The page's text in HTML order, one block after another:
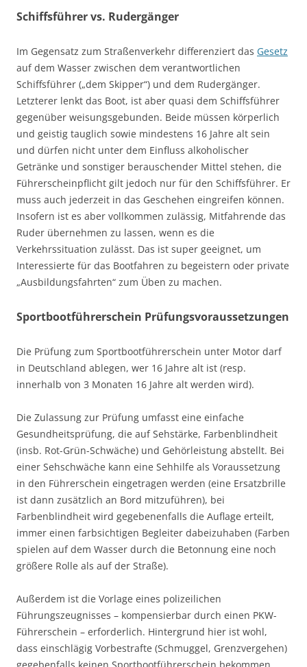
Schiffsführer vs. Rudergänger
Im Gegensatz zum Straßenverkehr differenziert das Gesetz
auf dem Wasser zwischen dem verantwortlichen
Schiffsführer („dem Skipper“) und dem Rudergänger.
Letzterer lenkt das Boot, ist aber quasi dem Schiffsführer
gegenüber weisungsgebunden. Beide müssen körperlich
und geistig tauglich sowie mindestens 16 Jahre alt sein
und dürfen nicht unter dem Einfluss alkoholischer
Getränke und sonstiger berauschender Mittel stehen, die
Führerscheinpflicht gilt jedoch nur für den Schiffsführer. Er
muss auch jederzeit in das Geschehen eingreifen können.
Insofern ist es aber vollkommen zulässig, Mitfahrende das
Ruder übernehmen zu lassen, wenn es die
Verkehrssituation zulässt. Das ist super geeignet, um
Interessierte für das Bootfahren zu begeistern oder private
„Ausbildungsfahrten“ zum Üben zu machen.
Sportbootführerschein Prüfungsvoraussetzungen
Die Prüfung zum Sportbootführerschein unter Motor darf
in Deutschland ablegen, wer 16 Jahre alt ist (resp.
innerhalb von 3 Monaten 16 Jahre alt werden wird).
Die Zulassung zur Prüfung umfasst eine einfache
Gesundheitsprüfung, die auf Sehstärke, Farbenblindheit
(insb. Rot-Grün-Schwäche) und Gehörleistung abstellt. Bei
einer Sehschwäche kann eine Sehhilfe als Voraussetzung
in den Führerschein eingetragen werden (eine Ersatzbrille
ist dann zusätzlich an Bord mitzuführen), bei
Farbenblindheit wird gegebenenfalls die Auflage erteilt,
immer einen farbsichtigen Begleiter dabeizuhaben (Farben
spielen auf dem Wasser durch die Betonnung eine noch
größere Rolle als auf der Straße).
Außerdem ist die Vorlage eines polizeilichen
Führungszeugnisses – kompensierbar durch einen PKW-
Führerschein – erforderlich. Hintergrund hier ist wohl,
dass einschlägig Vorbestrafte (Schmuggel, Grenzvergehen)